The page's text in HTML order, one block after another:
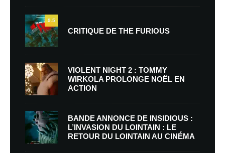
9.5
CRITIQUE DE THE FURIOUS
VIOLENT NIGHT 2 : TOMMY
WIRKOLA PROLONGE NOËL EN
ACTION
BANDE ANNONCE DE INSIDIOUS :
L’INVASION DU LOINTAIN : LE
RETOUR DU LOINTAIN AU CINÉMA